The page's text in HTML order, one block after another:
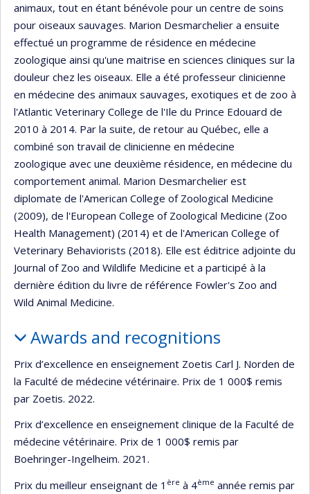
animaux, tout en étant bénévole pour un centre de soins
pour oiseaux sauvages. Marion Desmarchelier a ensuite
effectué un programme de résidence en médecine
zoologique ainsi qu'une maitrise en sciences cliniques sur la
douleur chez les oiseaux. Elle a été professeur clinicienne
en médecine des animaux sauvages, exotiques et de zoo à
l'Atlantic Veterinary College de l'Ile du Prince Edouard de
2010 à 2014. Par la suite, de retour au Québec, elle a
combiné son travail de clinicienne en médecine
zoologique avec une deuxième résidence, en médecine du
comportement animal. Marion Desmarchelier est
diplomate de l'American College of Zoological Medicine
(2009), de l'European College of Zoological Medicine (Zoo
Health Management) (2014) et de l'American College of
Veterinary Behaviorists (2018). Elle est éditrice adjointe du
Journal of Zoo and Wildlife Medicine et a participé à la
dernière édition du livre de référence Fowler's Zoo and
Wild Animal Medicine.
Awards and recognitions
Prix d’excellence en enseignement Zoetis Carl J. Norden de
la Faculté de médecine vétérinaire. Prix de 1 000$ remis
par Zoetis. 2022.
Prix d’excellence en enseignement clinique de la Faculté de
médecine vétérinaire. Prix de 1 000$ remis par
Boehringer-Ingelheim. 2021.
Prix du meilleur enseignant de 1 ère à 4ème année remis par